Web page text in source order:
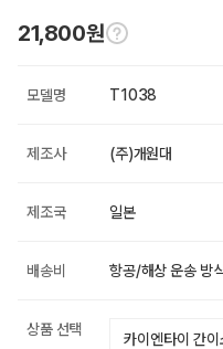
21,800원
모델명 T1038
제조사 (주)개원대
제조국 일본
배송비 항공/해상 운송 방
상품 선택
카이엔타이 간